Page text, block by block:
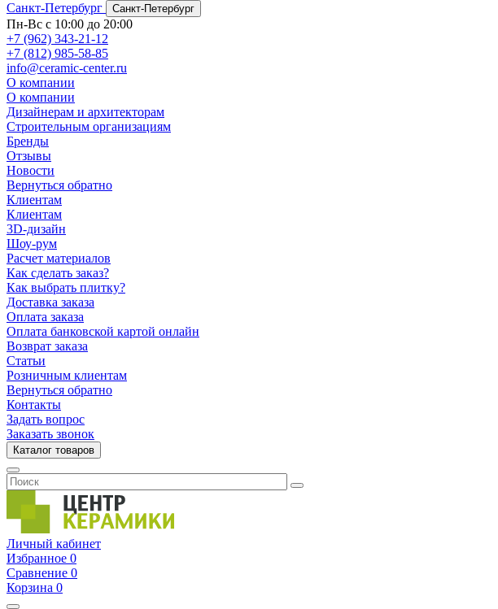
Санкт-Петербург
Санкт-Петербург
Пн-Вс с 10:00 до 20:00
+7 (962) 343-21-12
+7 (812) 985-58-85
info@ceramic-center.ru
О компании
О компании
Дизайнерам и архитекторам
Строительным организациям
Бренды
Отзывы
Новости
Вернуться обратно
Клиентам
Клиентам
3D-дизайн
Шоу-рум
Расчет материалов
Как сделать заказ?
Как выбрать плитку?
Доставка заказа
Оплата заказа
Оплата банковской картой онлайн
Возврат заказа
Статьи
Розничным клиентам
Вернуться обратно
Контакты
Задать вопрос
Заказать звонок
Каталог товаров
Личный кабинет
Избранное 0
Сравнение 0
Корзина 0